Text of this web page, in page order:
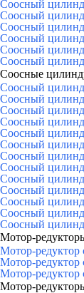
Соосный
Соосный
Соосный
Соосный
Соосный
Соосный
Соосные
Соосный
Соосный
Соосный
Соосный
Соосный
Соосный
Соосный
Соосный
Соосный
Соосный
Соосный
Соосный
Соосный
Мотор-
Мотор-редуктор
Мотор-редуктор
Мотор-редуктор
Мотор-